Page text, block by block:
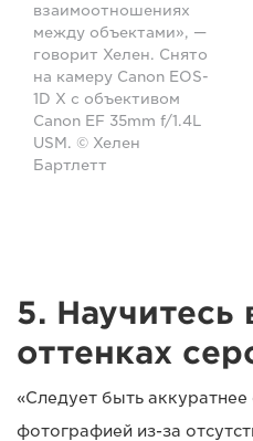
взаимоотношениях
между объектами», —
говорит Хелен. Снято
на камеру Canon EOS-
1D X с объективом
Canon EF 35mm f/1.4L
USM. © Хелен
Бартлетт
5. Научитесь
оттенках
«Следует быть
фотографией из-за